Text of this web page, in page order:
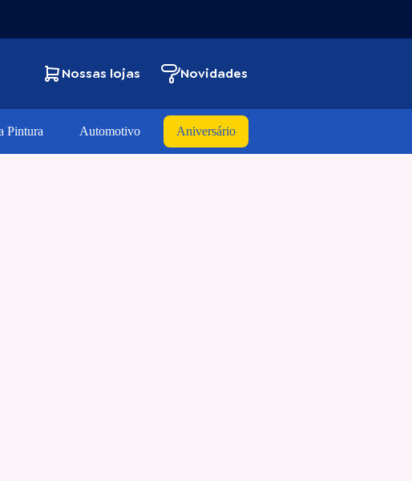
Nossas lojas Novidades
Pintura Automotivo Aniversário